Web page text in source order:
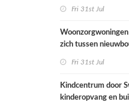
Fri 31st Jul
zich tussen
Fri 31st Jul
Kindcentrum door
kinderopvang en